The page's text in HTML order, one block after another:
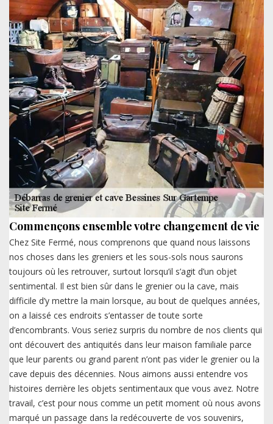
Commençons ensemble votre changement de vie
Chez Site Fermé, nous comprenons que quand nous laissons
nos choses dans les greniers et les sous-sols nous saurons
toujours où les retrouver, surtout lorsqu’il s’agit d’un objet
sentimental. Il est bien sûr dans le grenier ou la cave, mais
difficile d’y mettre la main lorsque, au bout de quelques années,
on a laissé ces endroits s’entasser de toute sorte
d’encombrants. Vous seriez surpris du nombre de nos clients qui
ont découvert des antiquités dans leur maison familiale parce
que leur parents ou grand parent n’ont pas vider le grenier ou la
cave depuis des décennies. Nous aimons aussi entendre vos
histoires derrière les objets sentimentaux que vous avez. Notre
travail, c’est pour nous comme un petit moment où nous avons
marqué un passage dans la redécouverte de vos souvenirs,